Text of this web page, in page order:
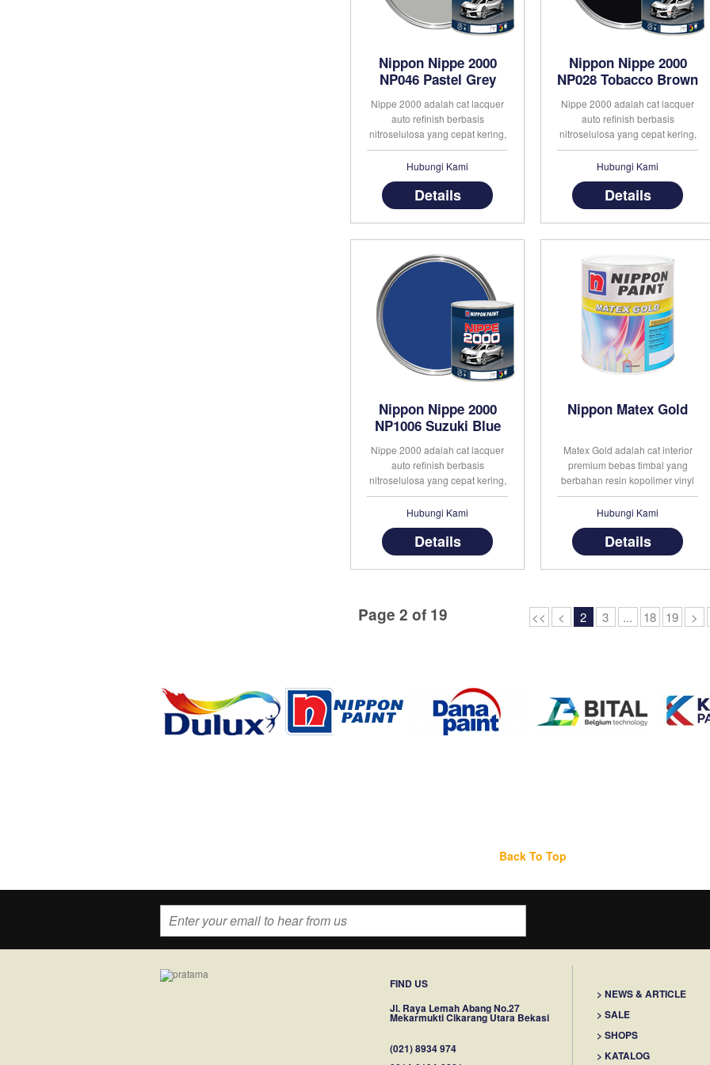
Nippon Nippe 2000
NP046 Pastel Grey
Nippe 2000 adalah cat lacquer
auto refinish berbasis
nitroselulosa yang cepat kering,
daya kilap tinggi dan tersedia
dalam berbagai pilihan warna
yang tahan lama. Cat ini juga
memiliki daya lekat dan
ketahanan yang sangat baik
untuk diaplikasikan pada kayu
dan besi. Nip . . .
Hubungi Kami
Details
Nippon Nippe 2000
NP028 Tobacco Brown
Nippe 2000 adalah cat lacquer
auto refinish berbasis
nitroselulosa yang cepat kering,
daya kilap tinggi dan tersedia
dalam berbagai pilihan warna
yang tahan lama. Cat ini juga
memiliki daya lekat dan
ketahanan yang sangat baik
untuk diaplikasikan pada kayu
dan besi. Nip . . .
Hubungi Kami
Details
Nippon Nippe 2000
NP1006 Suzuki Blue
Nippe 2000 adalah cat lacquer
auto refinish berbasis
nitroselulosa yang cepat kering,
daya kilap tinggi dan tersedia
dalam berbagai pilihan warna
yang tahan lama. Cat ini juga
memiliki daya lekat dan
ketahanan yang sangat baik
untuk diaplikasikan pada kayu
Hubungi Kami
Details
Nippon Matex Gold
Matex Gold adalah cat interior
premium bebas timbal yang
berbahan resin kopolimer vinyl
akrilik,dan diformulasikan
khusus sehingga menghasilkan
lapisan film yang sangat halus
dam matt.Matex Gold memiliki
daya tutup lebih baik,warna
yang tahan lama serta
Hubungi Kami
Details
Page 2 of 19 << < 2 3 ... 18 19 >
Back To Top
FIND US
Jl. Raya Lemah Abang No.27
Mekarmukti Cikarang Utara Bekasi
(021) 8934 974
> NEWS & ARTICLE
> SALE
> SHOPS
> KATALOG